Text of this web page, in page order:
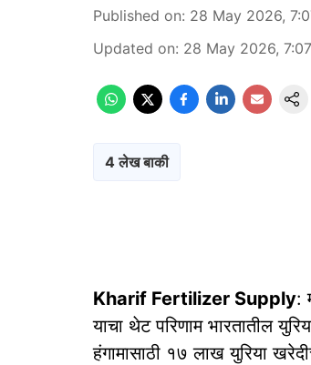
Published on: 28 May 2026,
Updated on: 28 May 2026,
4 लेख बाकी
Kharif Fertilizer Supply:
याचा थेट परिणाम भारतातील
हंगामासाठी १७ लाख युरिया